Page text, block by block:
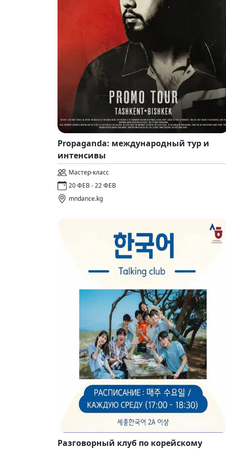
Propaganda: международный тур и
интенсивы
Мастер-класс
20 ФЕВ - 22 ФЕВ
mndance.kg
Разговорный клуб по корейскому